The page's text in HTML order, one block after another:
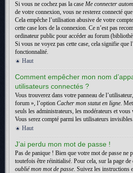
Si vous ne cochez pas la case Me connecter
de votre connexion, vous ne resterez connecté
Cela empêche l’utilisation abusive de votre
cette case lors de la connexion. Ce n’est pas
ordinateur public pour accéder au forum
Si vous ne voyez pas cette case, cela signifie que
fonctionnalité.
Haut
Comment empêcher mon nom
utilisateurs connectés ?
Vous trouverez dans votre panneau de
forum », l’option Cacher mon statut en ligne.
seuls les administrateurs, les modérateurs et
Vous serez compté parmi les utilisateurs invisibles.
Haut
J’ai perdu mon mot de passe !
Pas de panique ! Bien que votre mot de passe ne
toutefois être réinitialisé. Pour cela, sur la page
oublié mon mot de passe. Suivez les instructions